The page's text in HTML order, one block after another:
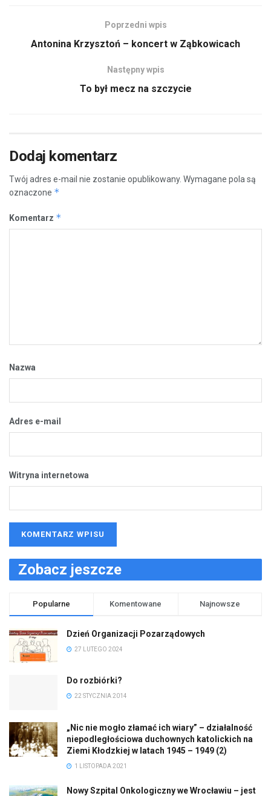
Poprzedni wpis
Antonina Krzysztoń – koncert w Ząbkowicach
Następny wpis
To był mecz na szczycie
Dodaj komentarz
Twój adres e-mail nie zostanie opublikowany. Wymagane pola są
oznaczone *
Komentarz *
Nazwa
Adres e-mail
Witryna internetowa
Zobacz jeszcze
Popularne Komentowane Najnowsze
Dzień Organizacji Pozarządowych
27 LUTEGO 2024
Do rozbiórki?
22 STYCZNIA 2014
„Nic nie mogło złamać ich wiary” – działalność
niepodległościowa duchownych katolickich na
Ziemi Kłodzkiej w latach 1945 – 1949 (2)
1 LISTOPADA 2021
Nowy Szpital Onkologiczny we Wrocławiu – jest